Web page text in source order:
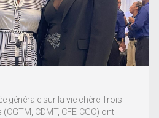
générale sur la vie chère Trois
CDMT, CFE-CGC) ont